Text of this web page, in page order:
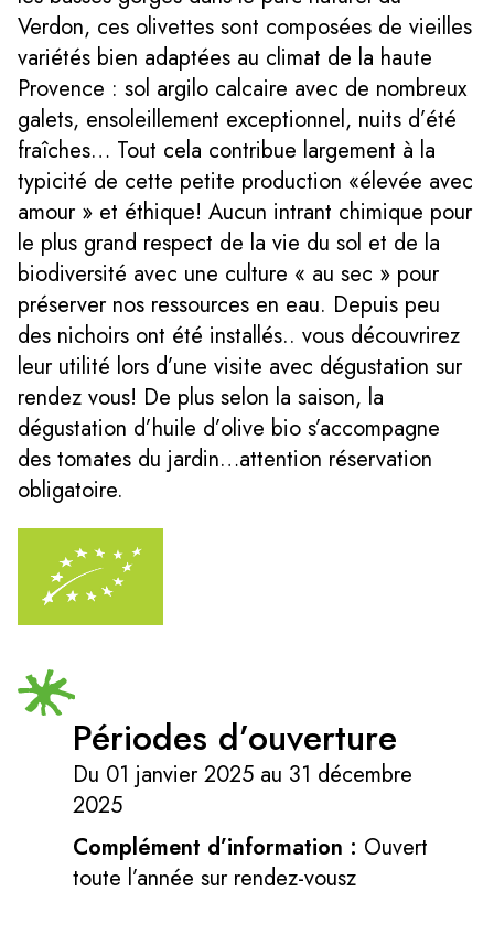
Verdon, ces olivettes sont composées de vieilles
variétés bien adaptées au climat de la haute
Provence : sol argilo calcaire avec de nombreux
galets, ensoleillement exceptionnel, nuits d’été
fraîches… Tout cela contribue largement à la
typicité de cette petite production «élevée avec
amour » et éthique! Aucun intrant chimique pour
le plus grand respect de la vie du sol et de la
biodiversité avec une culture « au sec » pour
préserver nos ressources en eau. Depuis peu
des nichoirs ont été installés.. vous découvrirez
leur utilité lors d’une visite avec dégustation sur
rendez vous! De plus selon la saison, la
dégustation d’huile d’olive bio s’accompagne
des tomates du jardin…attention réservation
obligatoire.
Périodes d’ouverture
Du 01 janvier 2025 au 31 décembre
2025
Complément d’information : Ouvert
toute l’année sur rendez-vousz